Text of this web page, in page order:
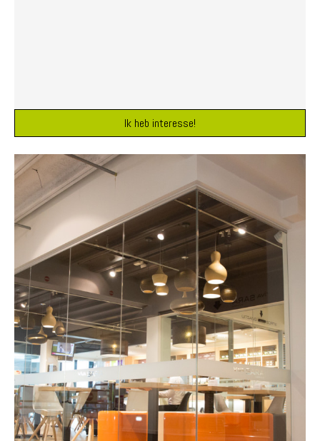
Ik heb interesse!